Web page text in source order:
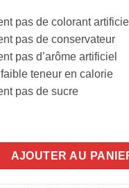
de colorant artificiel
pas de conservateur
d’arôme artificiel
teneur en calorie
pas de sucre
Ice Tea Green
AJOUTER AU